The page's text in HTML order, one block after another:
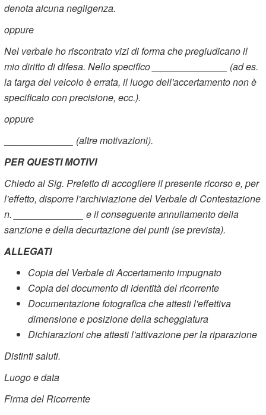
denota alcuna negligenza.
oppure
Nel verbale ho riscontrato vizi di forma che pregiudicano il
mio diritto di difesa. Nello specifico ______________ (ad es.
la targa del veicolo è errata, il luogo dell'accertamento non è
specificato con precisione, ecc.).
oppure
_____________ (altre motivazioni).
PER QUESTI MOTIVI
Chiedo al Sig. Prefetto di accogliere il presente ricorso e, per
l'effetto, disporre l'archiviazione del Verbale di Contestazione
n. _____________ e il conseguente annullamento della
sanzione e della decurtazione dei punti (se prevista).
ALLEGATI
Copia del Verbale di Accertamento impugnato
Copia del documento di identità del ricorrente
Documentazione fotografica che attesti l'effettiva
dimensione e posizione della scheggiatura
Dichiarazioni che attesti l'attivazione per la riparazione
Distinti saluti.
Luogo e data
Firma del Ricorrente